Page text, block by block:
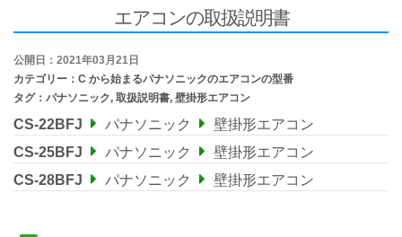
エアコンの取扱説明書
公開日：2021年03月21日
カテゴリー： C から始まるパナソニックのエアコンの型番
タグ： パナソニック, 取扱説明書, 壁掛形エアコン
CS-22BFJ パナソニック
壁掛形エアコン
CS-25BFJ
パナソニック
壁掛形エアコン
CS-28BFJ
パナソニック 壁掛形エアコン